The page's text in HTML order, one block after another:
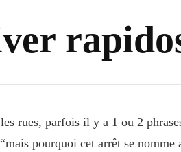
rues, parfois il y a 1 ou 2
pourquoi cet arrêt se nomme